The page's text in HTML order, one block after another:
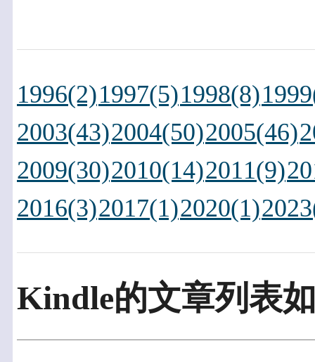
1996(2)1997(5)1998(8)
2003(43)2004(50)2005(46)
2009(30)2010(14)2011(9)
2016(3)2017(1)2020(1)
Kindle的文章列表